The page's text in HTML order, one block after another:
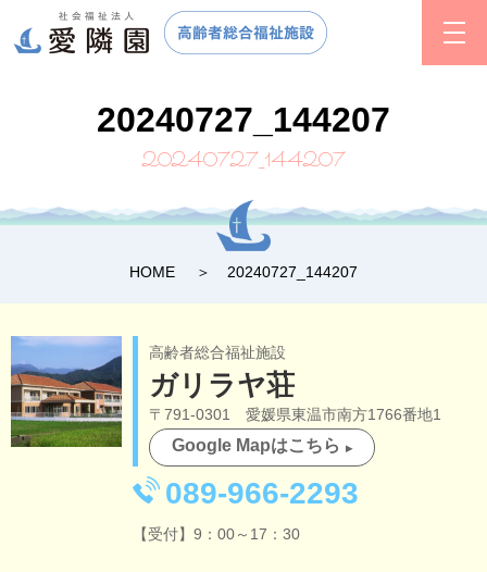
20240727_144207
20240727_144207
HOME 20240727_144207
高齢者総合福祉施設
ガリラヤ荘
〒791-0301 愛媛県東温市南方1766番地1
Google Mapはこちら
089-966-2293
【受付】9：00～17：30